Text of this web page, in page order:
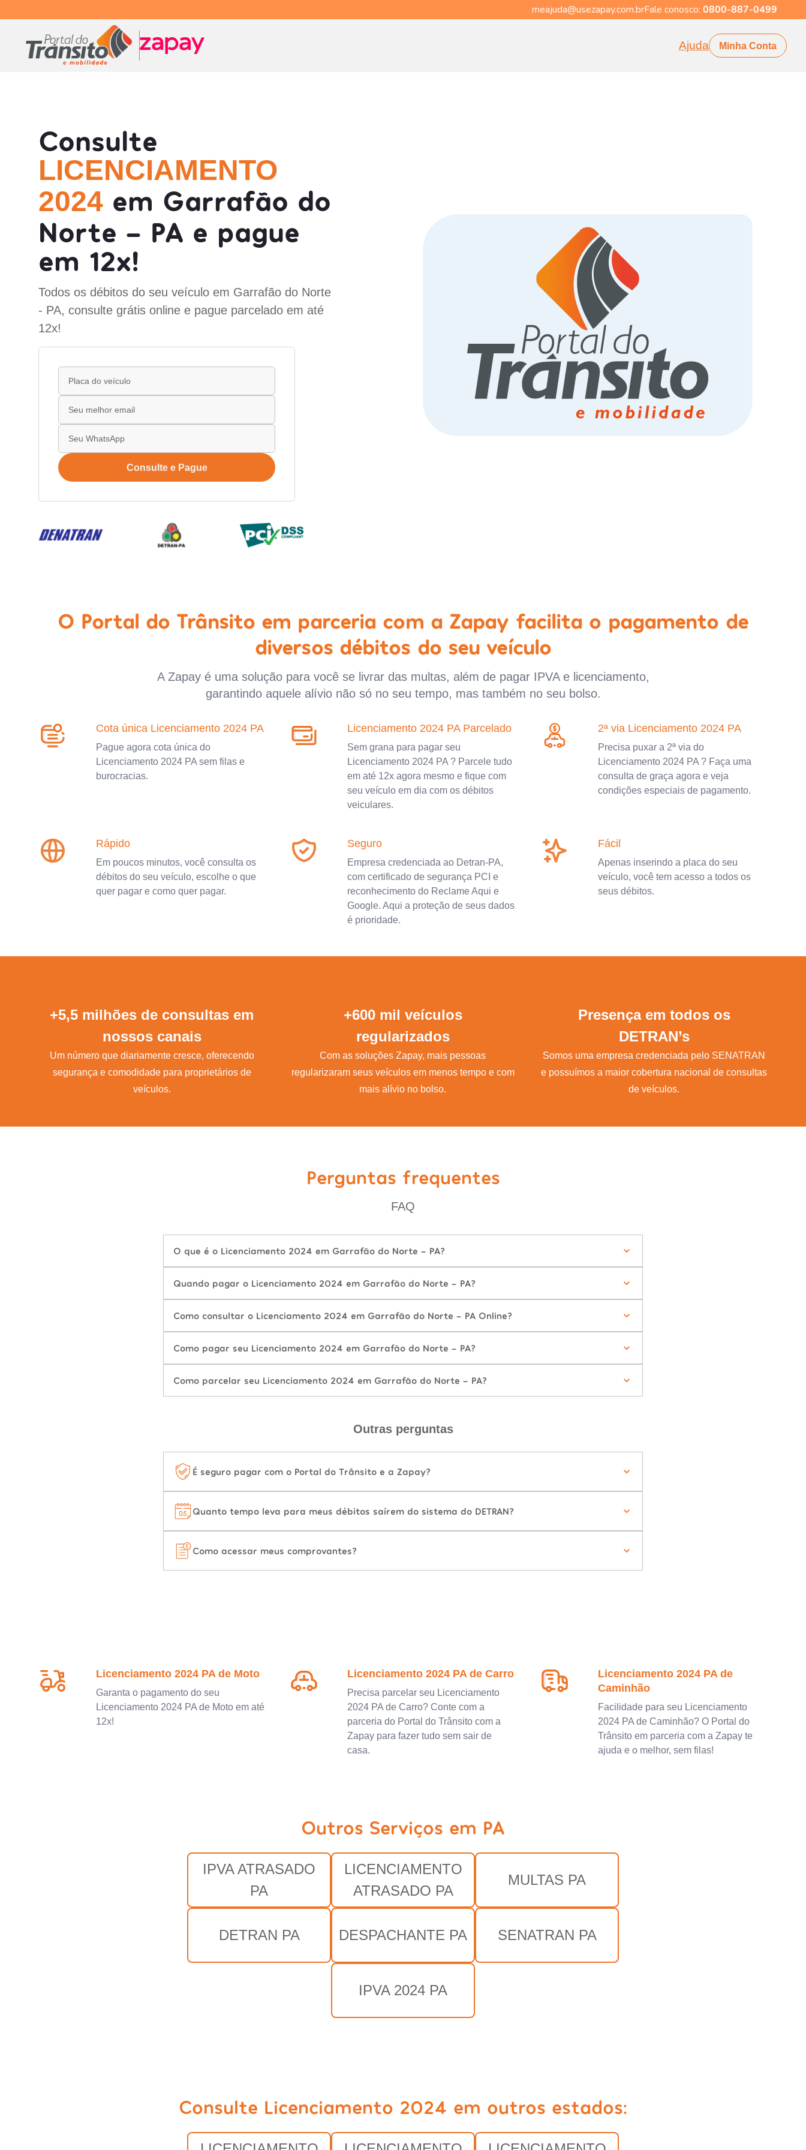
meajuda@usezapay.com.brFale conosco: 0800-887-0499
Ajuda Minha Conta
Consulte
LICENCIAMENTO
2024 em Garrafão do
Norte - PA e pague
em 12x!
Todos os débitos do seu veículo em Garrafão do Norte
- PA, consulte grátis online e pague parcelado em até
12x!
Consulte e Pague
O Portal do Trânsito em parceria com a Zapay facilita o pagamento de
diversos débitos do seu veículo
A Zapay é uma solução para você se livrar das multas, além de pagar IPVA e licenciamento,
garantindo aquele alívio não só no seu tempo, mas também no seu bolso.
Cota única Licenciamento 2024 PA
Pague agora cota única do
Licenciamento 2024 PA sem filas e
burocracias.
Licenciamento 2024 PA Parcelado
Sem grana para pagar seu
Licenciamento 2024 PA ? Parcele tudo
em até 12x agora mesmo e fique com
seu veículo em dia com os débitos
veiculares.
2ª via Licenciamento 2024 PA
Precisa puxar a 2ª via do
Licenciamento 2024 PA ? Faça uma
consulta de graça agora e veja
condições especiais de pagamento.
Rápido
Em poucos minutos, você consulta os
débitos do seu veículo, escolhe o que
quer pagar e como quer pagar.
Seguro
Empresa credenciada ao Detran-PA,
com certificado de segurança PCI e
reconhecimento do Reclame Aqui e
Google. Aqui a proteção de seus dados
é prioridade.
Fácil
Apenas inserindo a placa do seu
veículo, você tem acesso a todos os
seus débitos.
+5,5 milhões de consultas em
nossos canais
Um número que diariamente cresce, oferecendo
segurança e comodidade para proprietários de
veículos.
+600 mil veículos
regularizados
Com as soluções Zapay, mais pessoas
regularizaram seus veículos em menos tempo e com
mais alívio no bolso.
Presença em todos os
DETRAN’s
Somos uma empresa credenciada pelo SENATRAN
e possuímos a maior cobertura nacional de consultas
de veículos.
Perguntas frequentes
FAQ
O que é o Licenciamento 2024 em Garrafão do Norte - PA?
Quando pagar o Licenciamento 2024 em Garrafão do Norte - PA?
Como consultar o Licenciamento 2024 em Garrafão do Norte - PA Online?
Como pagar seu Licenciamento 2024 em Garrafão do Norte - PA?
Como parcelar seu Licenciamento 2024 em Garrafão do Norte - PA?
Outras perguntas
É seguro pagar com o Portal do Trânsito e a Zapay?
Quanto tempo leva para meus débitos saírem do sistema do DETRAN?
Como acessar meus comprovantes?
Licenciamento 2024 PA de Moto
Garanta o pagamento do seu
Licenciamento 2024 PA de Moto em até
12x!
Licenciamento 2024 PA de Carro
Precisa parcelar seu Licenciamento
2024 PA de Carro? Conte com a
parceria do Portal do Trânsito com a
Zapay para fazer tudo sem sair de
casa.
Licenciamento 2024 PA de
Caminhão
Facilidade para seu Licenciamento
2024 PA de Caminhão? O Portal do
Trânsito em parceria com a Zapay te
ajuda e o melhor, sem filas!
Outros Serviços em PA
IPVA ATRASADO
PA
LICENCIAMENTO
ATRASADO PA
MULTAS PA
DETRAN PA DESPACHANTE PA SENATRAN PA
IPVA 2024 PA
Consulte Licenciamento 2024 em outros estados: